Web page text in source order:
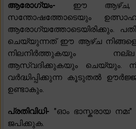
ആരോഗ്യം- ഈ ആഴ്ച,
സന്തോഷത്തോടെയും
ആരോഗ്യത്തോടെയിരിക്കും.
ചെയ്യുന്നത് ഈ ആഴ്ച നിങ്ങളെ
നിലനിർത്തുകയും
ആസ്വദിക്കുകയും ചെയ്യും.
വർദ്ധിപ്പിക്കുന്ന കൂടുതൽ
ഉണ്ടാകും.
പ്രതിവിധി- "ഓം ഭാസ്കരായ
ജപിക്കുക.